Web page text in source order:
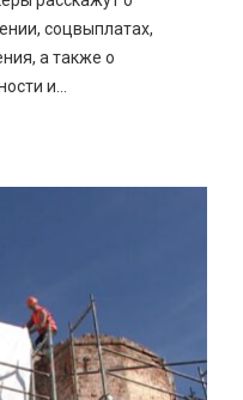
соцвыплатах,
а также о
и...